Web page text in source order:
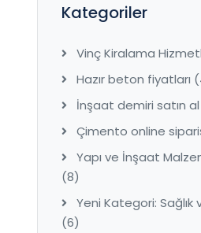
Kategoriler
Vinç Kiralama
Hazır beton fiyatları
İnşaat demiri satın al
Çimento online
Yapı ve İnşaat
(8)
Yeni Kategori: Sağlık
(6)